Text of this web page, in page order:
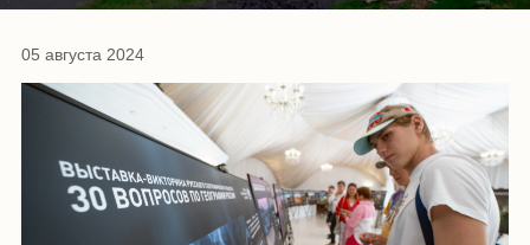
05 августа 2024